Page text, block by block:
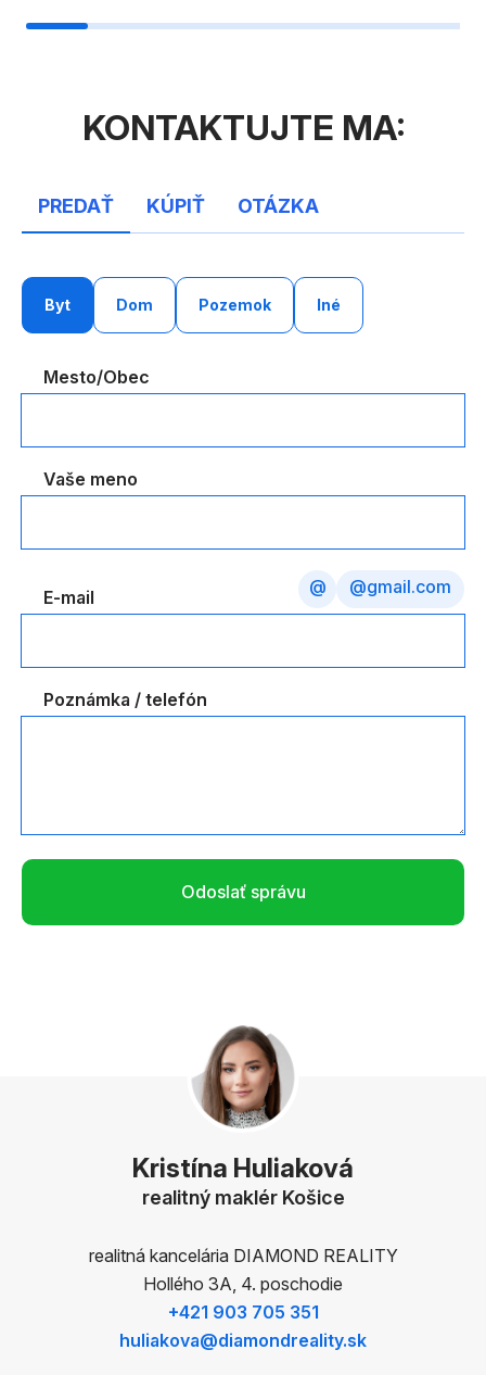
KONTAKTUJTE MA:
PREDAŤ KÚPIŤ OTÁZKA
Byt Dom Pozemok Iné
Mesto/Obec
Vaše meno
E-mail @ @gmail.com
Poznámka / telefón
Odoslať správu
Kristína Huliaková
realitný maklér Košice
realitná kancelária DIAMOND REALITY
Hollého 3A, 4. poschodie
+421 903 705 351
huliakova@diamondreality.sk